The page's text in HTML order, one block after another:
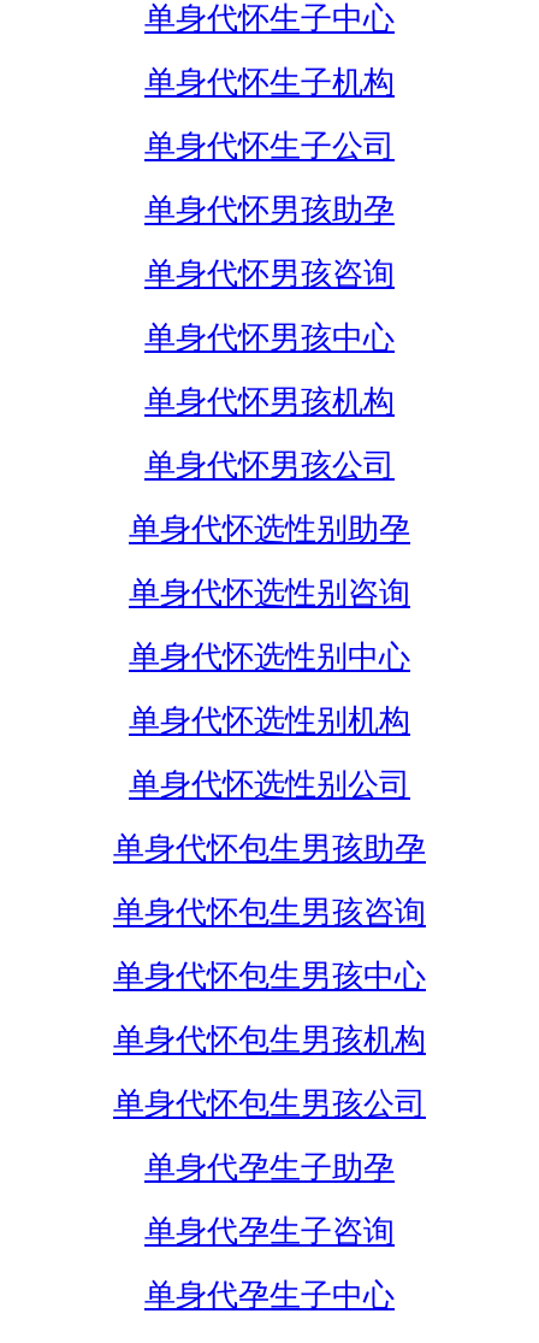
单身代怀生子中心
单身代怀生子机构
单身代怀生子公司
单身代怀男孩助孕
单身代怀男孩咨询
单身代怀男孩中心
单身代怀男孩机构
单身代怀男孩公司
单身代怀选性别助孕
单身代怀选性别咨询
单身代怀选性别中心
单身代怀选性别机构
单身代怀选性别公司
单身代怀包生男孩助孕
单身代怀包生男孩咨询
单身代怀包生男孩中心
单身代怀包生男孩机构
单身代怀包生男孩公司
单身代孕生子助孕
单身代孕生子咨询
单身代孕生子中心